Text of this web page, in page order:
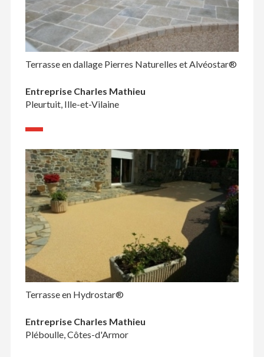
Terrasse en dallage Pierres Naturelles et Alvéostar®
Entreprise Charles Mathieu
Pleurtuit, Ille-et-Vilaine
Terrasse en Hydrostar®
Entreprise Charles Mathieu
Pléboulle, Côtes-d'Armor